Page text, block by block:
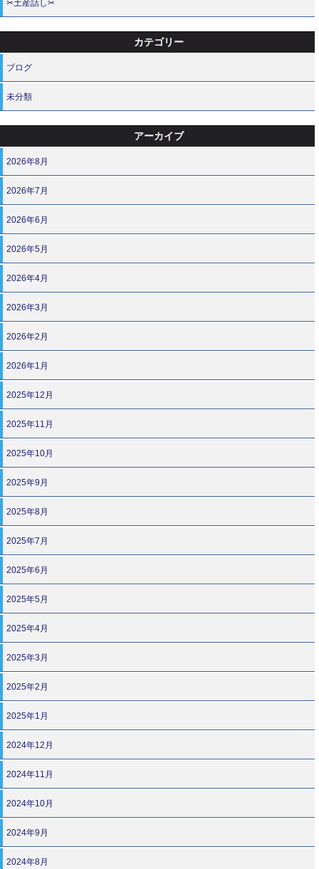
✂土産話し✂
カテゴリー
ブログ
未分類
アーカイブ
2026年8月
2026年7月
2026年6月
2026年5月
2026年4月
2026年3月
2026年2月
2026年1月
2025年12月
2025年11月
2025年10月
2025年9月
2025年8月
2025年7月
2025年6月
2025年5月
2025年4月
2025年3月
2025年2月
2025年1月
2024年12月
2024年11月
2024年10月
2024年9月
2024年8月